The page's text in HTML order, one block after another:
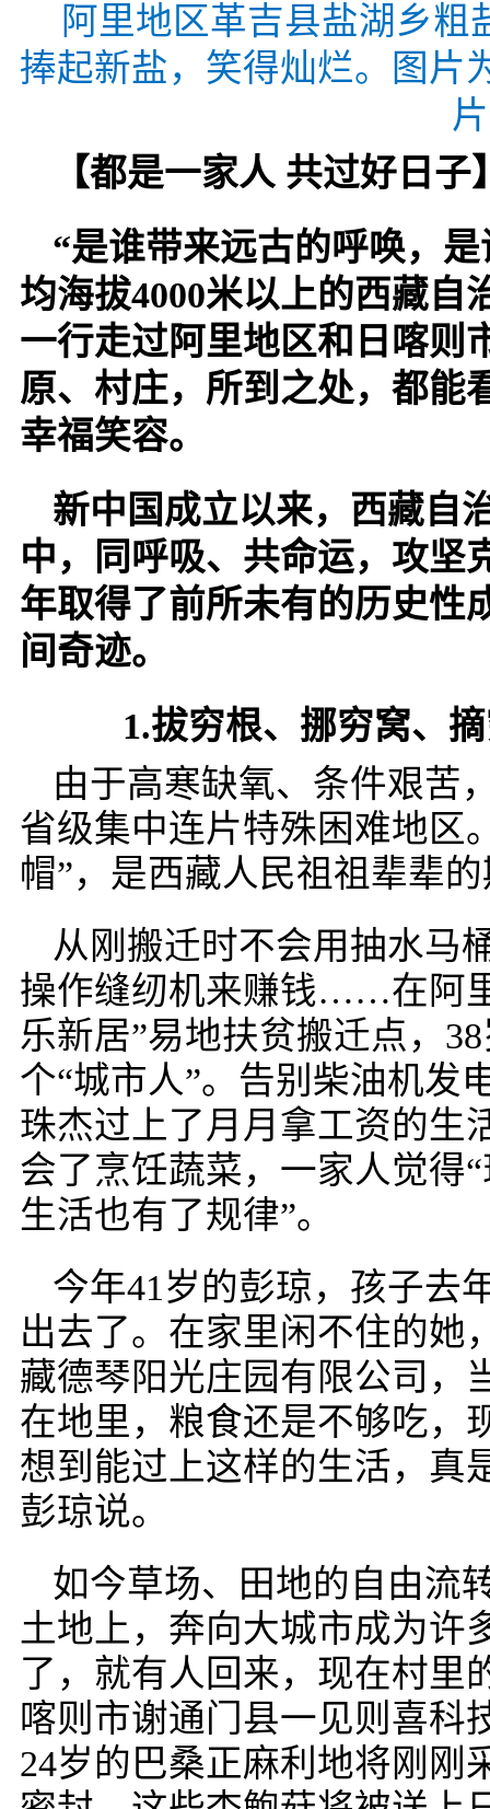
阿里地区革吉县盐湖乡粗
捧起新盐，笑得灿烂。图片
片
【都是一家人 共过好日子
“是谁带来远古的呼唤，
均海拔4000米以上的西藏自
一行走过阿里地区和日喀则
原、村庄，所到之处，都能
幸福笑容。
新中国成立以来，西藏自
中，同呼吸、共命运，攻坚
年取得了前所未有的历史性
间奇迹。
1.拔穷根、挪穷窝、摘
由于高寒缺氧、条件艰苦
省级集中连片特殊困难地区
帽”，是西藏人民祖祖辈辈
从刚搬迁时不会用抽水马
操作缝纫机来赚钱……在阿
乐新居”易地扶贫搬迁点，
个“城市人”。告别柴油机发
珠杰过上了月月拿工资的生
会了烹饪蔬菜，一家人觉得
生活也有了规律”。
今年41岁的彭琼，孩子去
出去了。在家里闲不住的她
藏德琴阳光庄园有限公司，
在地里，粮食还是不够吃，
想到能过上这样的生活，真
彭琼说。
如今草场、田地的自由流
土地上，奔向大城市成为许
了，就有人回来，现在村里
喀则市谢通门县一见则喜科
24岁的巴桑正麻利地将刚刚